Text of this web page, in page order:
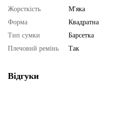
Жорсткість
М'яка
Форма
Квадратна
Тип сумки
Барсетка
Плечовий ремінь
Так
Відгуки